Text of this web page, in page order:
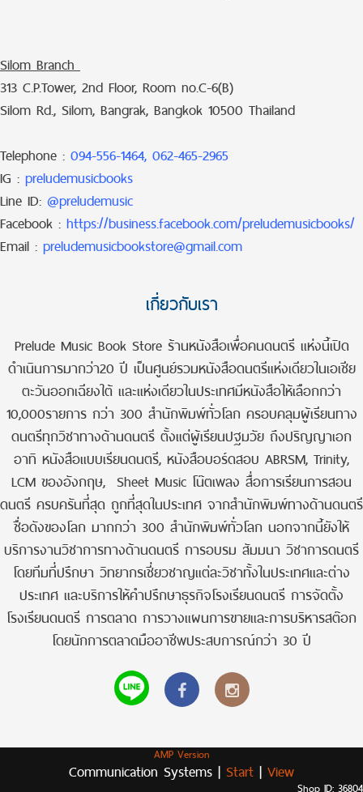
Silom Branch
313 C.P.Tower, 2nd Floor, Room no.C-6(B)
Silom Rd., Silom, Bangrak, Bangkok 10500 Thailand
Telephone : 094-556-1464, 062-465-2965
IG : preludemusicbooks
Line ID: @preludemusic
Facebook : https://business.facebook.com/preludemusicbooks/
Email : preludemusicbookstore@gmail.com
เกี่ยวกับเรา
Prelude Music Book Store ร้านหนังสือเพื่อคนดนตรี แห่งนี้เปิด
ดำเนินการมากว่า20 ปี เป็นศูนย์รวมหนังสือดนตรีแห่งเดียวในเอเชีย
ตะวันออกเฉียงใต้ และแห่งเดียวในประเทศมีหนังสือให้เลือกกว่า
10,000รายการ กว่า 300 สำนักพิมพ์ทั่วโลก ครอบคลุมผู้เรียนทาง
ดนตรีทุกวิชาทางด้านดนตรี ตั้งแต่ผู้เรียนปฐมวัย ถึงปริญญาเอก
อาทิ หนังสือแบบเรียนดนตรี, หนังสือบอร์ดสอบ ABRSM, Trinity,
LCM ของอังกฤษ, Sheet Music โน๊ตเพลง สื่อการเรียนการสอน
ดนตรี ครบครันที่สุด ถูกที่สุดในประเทศ จากสำนักพิมพ์ทางด้านดนตรี
ชื่อดังของโลก มากกว่า 300 สำนักพิมพ์ทั่วโลก นอกจากนี้ยังให้
บริการงานวิชาการทางด้านดนตรี การอบรม สัมมนา วิชาการดนตรี
โดยทีมที่ปรึกษา วิทยากรเชี่ยวชาญแต่ละวิชาทั้งในประเทศและต่าง
ประเทศ และบริการให้คำปรึกษาธุรกิจโรงเรียนดนตรี การจัดตั้ง
โรงเรียนดนตรี การตลาด การวางแผนการขายและการบริหารสต๊อก
โดยนักการตลาดมืออาชีพประสบการณ์กว่า 30 ปี
AMP Version
Communication Systems | Start | View
Shop ID: 36804